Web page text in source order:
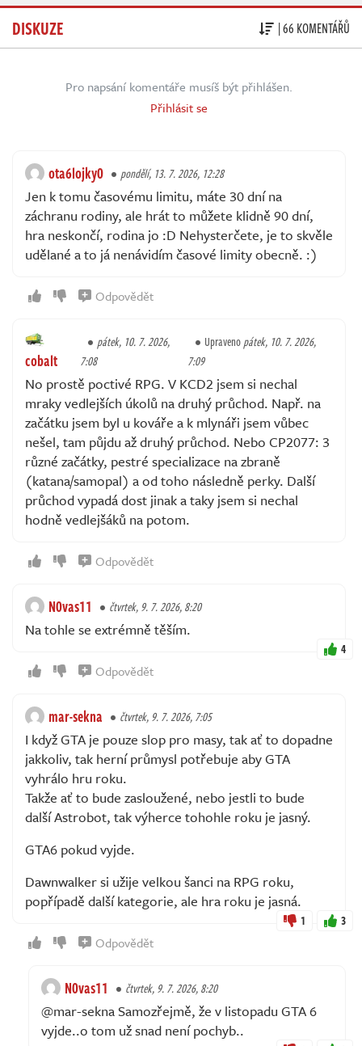
DISKUZE | 66 KOMENTÁŘŮ
Pro napsání komentáře musíš být přihlášen.
Přihlásit se
ota6lojky0 pondělí, 13. 7. 2026, 12:28
Jen k tomu časovému limitu, máte 30 dní na
záchranu rodiny, ale hrát to můžete klidně 90 dní,
hra neskončí, rodina jo :D Nehysterčete, je to skvěle
udělané a to já nenávidím časové limity obecně. :)
Odpovědět
cobalt
pátek, 10. 7. 2026,
7:08
Upravenopátek, 10. 7. 2026,
7:09
No prostě poctivé RPG. V KCD2 jsem si nechal
mraky vedlejších úkolů na druhý průchod. Např. na
začátku jsem byl u kováře a k mlynáři jsem vůbec
nešel, tam půjdu až druhý průchod. Nebo CP2077: 3
různé začátky, pestré specializace na zbraně
(katana/samopal) a od toho následně perky. Další
průchod vypadá dost jinak a taky jsem si nechal
hodně vedlejšáků na potom.
Odpovědět
N0vas11 čtvrtek, 9. 7. 2026, 8:20
Na tohle se extrémně těším.
4
Odpovědět
mar-sekna čtvrtek, 9. 7. 2026, 7:05
I když GTA je pouze slop pro masy, tak ať to dopadne
jakkoliv, tak herní průmysl potřebuje aby GTA
vyhrálo hru roku.
Takže ať to bude zasloužené, nebo jestli to bude
další Astrobot, tak výherce tohohle roku je jasný.
GTA6 pokud vyjde.
Dawnwalker si užije velkou šanci na RPG roku,
popřípadě další kategorie, ale hra roku je jasná.
1 3
Odpovědět
N0vas11 čtvrtek, 9. 7. 2026, 8:20
@mar-sekna Samozřejmě, že v listopadu GTA 6
vyjde..o tom už snad není pochyb..